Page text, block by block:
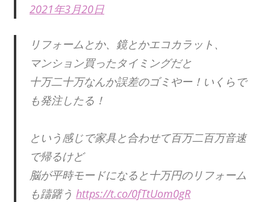
2021年3月20日
リフォームとか、鏡とかエコカラット、
マンション買ったタイミングだと
十万二十万なんか誤差のゴミやー！いくらで
も発注したる！
という感じで家具と合わせて百万二百万音速
で帰るけど
脳が平時モードになると十万円のリフォーム
も躊躇う https://t.co/0fTtUom0gR